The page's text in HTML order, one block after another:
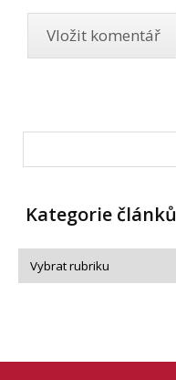
Kategorie článků